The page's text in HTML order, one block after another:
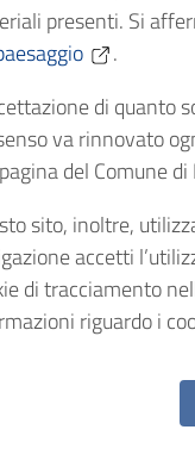
presenti. Si
.
di quanto
va rinnovato
del Comune
sito, inoltre,
accetti
di tracciamento
riguardo i
Cod. Identificativo
Consistenza
Diritto d'accesso
Archivio